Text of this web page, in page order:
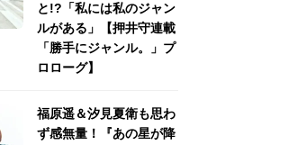
と!?「私には私のジャン
ルがある」【押井守連載
「勝手にジャンル。」プ
ロローグ】
福原遥＆汐見夏衛も思わ
ず感無量！『あの星が降